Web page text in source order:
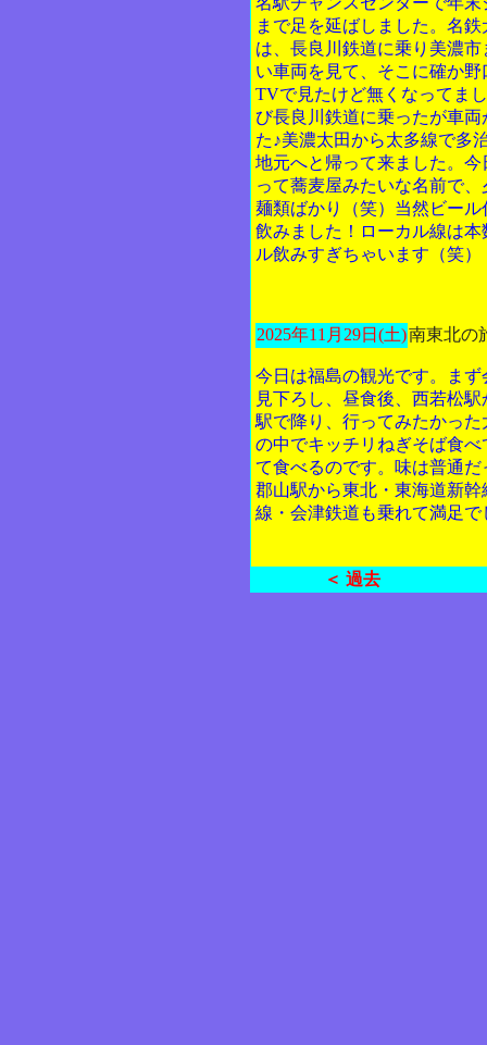
まで足を延ばしました。名
は、長良川鉄道に乗り美濃
い車両を見て、そこに確か
TVで見たけど無くなってま
び長良川鉄道に乗ったが車
た♪美濃太田から太多線で多
地元へと帰って来ました。
って蕎麦屋みたいな名前で
麺類ばかり（笑）当然ビー
飲みました！ローカル線は
ル飲みすぎちゃいます（笑）
2025年11月29日(土)南東北の
今日は福島の観光です。ま
見下ろし、昼食後、西若松
駅で降り、行ってみたかっ
の中でキッチリねぎそば食
て食べるのです。味は普通
郡山駅から東北・東海道新
線・会津鉄道も乗れて満足
＜ 過去